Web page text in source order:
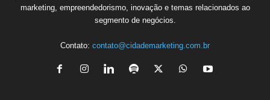
marketing, empreendedorismo, inovação e temas relacionados ao
segmento de negócios.
Contato: contato@cidademarketing.com.br